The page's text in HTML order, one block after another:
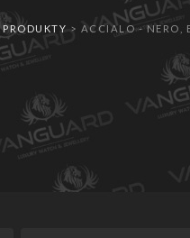
PRODUKTY > ACCIALO - NERO,